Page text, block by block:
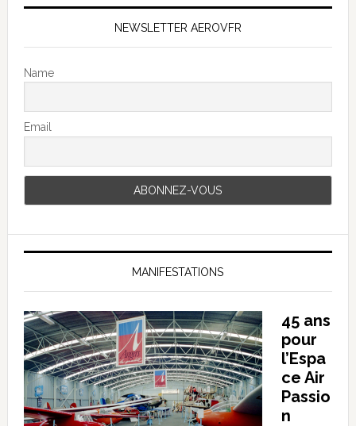
NEWSLETTER AEROVFR
Name
Email
MANIFESTATIONS
45 ans
pour
l’Espa
ce Air
Passio
n